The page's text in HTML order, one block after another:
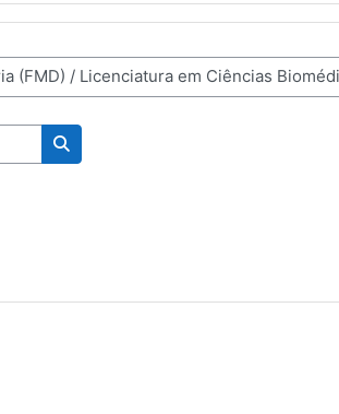
Pesquisar disciplinas